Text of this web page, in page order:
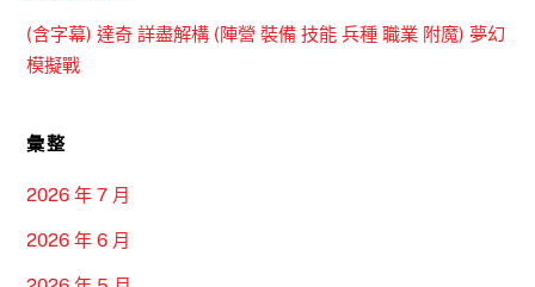
(含字幕) 達奇 詳盡解構 (陣營 裝備 技能 兵種 職業 附魔) 夢幻
模擬戰
彙整
2026 年 7 月
2026 年 6 月